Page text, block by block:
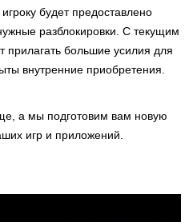
будет предоставлено
разблокировки. С текущим
прилагать большие усилия для
внутренние приобретения.
а мы подготовим вам новую
игр и приложений.